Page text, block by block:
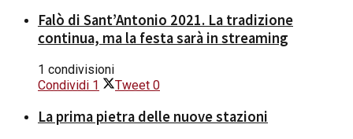
Falò di Sant’Antonio 2021. La tradizione
continua, ma la festa sarà in streaming
1 condivisioni
Condividi 1 Tweet 0
La prima pietra delle nuove stazioni